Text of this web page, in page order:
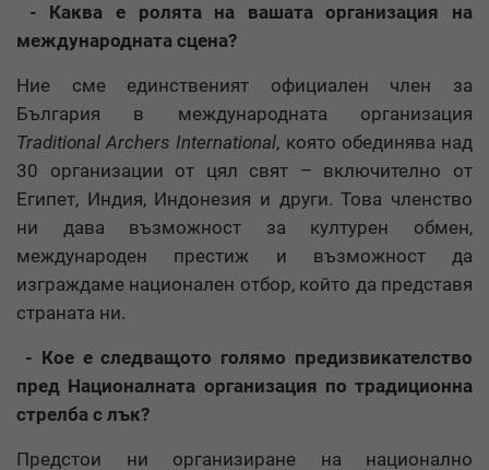
- Каква е ролята на вашата организация на
международната сцена?
Ние сме единственият официален член за
България в международната организация
Traditional Archers International, която обединява над
30 организации от цял свят – включително от
Египет, Индия, Индонезия и други. Това членство
ни дава възможност за културен обмен,
международен престиж и възможност да
изграждаме национален отбор, който да представя
страната ни.
- Кое е следващото голямо предизвикателство
пред Националната организация по традиционна
стрелба с лък?
Предстои ни организиране на национално